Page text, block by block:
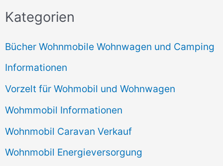
Kategorien
Bücher Wohnmobile Wohnwagen und Camping
Informationen
Vorzelt für Wohmobil und Wohnwagen
Wohmmobil Informationen
Wohnmobil Caravan Verkauf
Wohnmobil Energieversorgung